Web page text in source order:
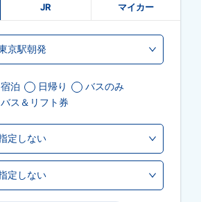
JR マイカー
宿泊 日帰り
バスのみ
バス＆リフト券